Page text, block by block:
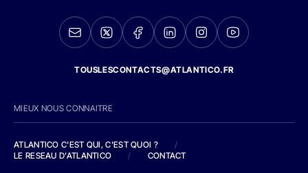
TOUSLESCONTACTS@ATLANTICO.FR
MIEUX NOUS CONNAITRE
ATLANTICO C'EST QUI, C'EST QUOI ?
/
LE RESEAU D'ATLANTICO
/ CONTACT